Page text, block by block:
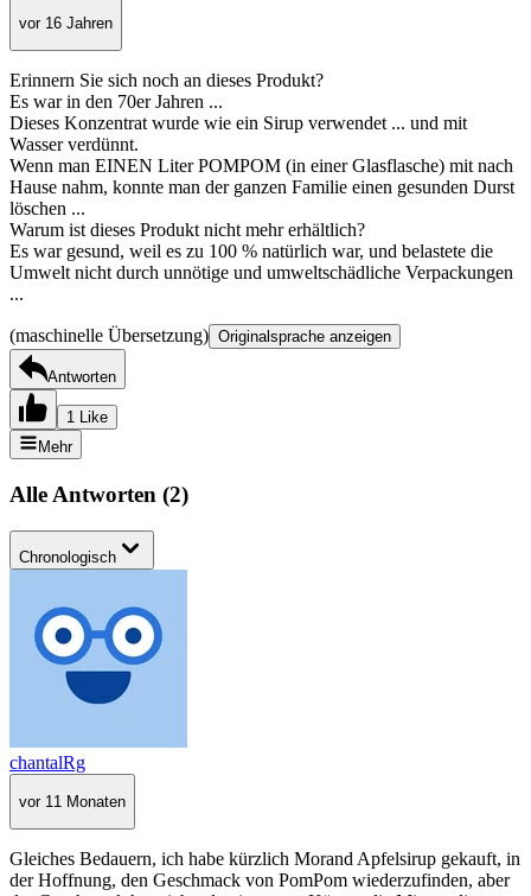
vor 16 Jahren
Erinnern Sie sich noch an dieses Produkt?
Es war in den 70er Jahren ...
Dieses Konzentrat wurde wie ein Sirup verwendet ... und mit
Wasser verdünnt.
Wenn man EINEN Liter POMPOM (in einer Glasflasche) mit nach
Hause nahm, konnte man der ganzen Familie einen gesunden Durst
löschen ...
Warum ist dieses Produkt nicht mehr erhältlich?
Es war gesund, weil es zu 100 % natürlich war, und belastete die
Umwelt nicht durch unnötige und umweltschädliche Verpackungen
...
(maschinelle Übersetzung) Originalsprache anzeigen
Antworten
1 Like
Mehr
Alle Antworten (2)
Chronologisch
chantalRg
vor 11 Monaten
Gleiches Bedauern, ich habe kürzlich Morand Apfelsirup gekauft, in
der Hoffnung, den Geschmack von PomPom wiederzufinden, aber